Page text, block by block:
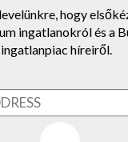
hogy
ingatlanokról és a
ingatlanpiac híreiről.